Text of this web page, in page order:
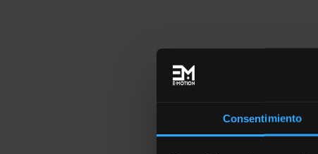
Consentimiento